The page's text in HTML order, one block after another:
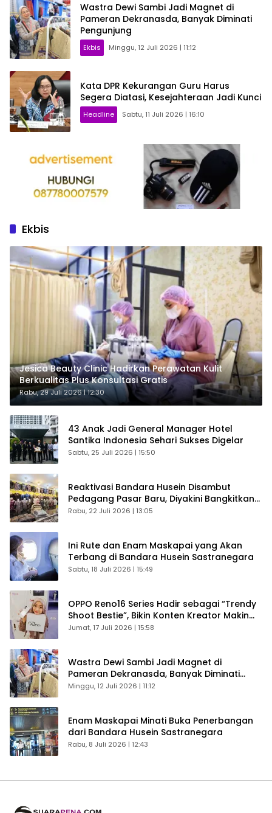
Wastra Dewi Sambi Jadi Magnet di
Pameran Dekranasda, Banyak Diminati
Pengunjung
Ekbis Minggu, 12 Juli 2026 | 11:12
Kata DPR Kekurangan Guru Harus
Segera Diatasi, Kesejahteraan Jadi Kunci
Headline Sabtu, 11 Juli 2026 | 16:10
Ekbis
Jesica Beauty Clinic Hadirkan Perawatan Kulit
Berkualitas Plus Konsultasi Gratis
Rabu, 29 Juli 2026 | 12:30
43 Anak Jadi General Manager Hotel
Santika Indonesia Sehari Sukses Digelar
Sabtu, 25 Juli 2026 | 15:50
Reaktivasi Bandara Husein Disambut
Pedagang Pasar Baru, Diyakini Bangkitkan
Kembali Ekonomi Bandung
Rabu, 22 Juli 2026 | 13:05
Ini Rute dan Enam Maskapai yang Akan
Terbang di Bandara Husein Sastranegara
Sabtu, 18 Juli 2026 | 15:49
OPPO Reno16 Series Hadir sebagai “Trendy
Shoot Bestie”, Bikin Konten Kreator Makin
Betah
Jumat, 17 Juli 2026 | 15:58
Wastra Dewi Sambi Jadi Magnet di
Pameran Dekranasda, Banyak Diminati
Pengunjung
Minggu, 12 Juli 2026 | 11:12
Enam Maskapai Minati Buka Penerbangan
dari Bandara Husein Sastranegara
Rabu, 8 Juli 2026 | 12:43